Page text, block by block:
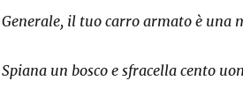
Generale, il tuo carro armato è una
Spiana un bosco e sfracella cento